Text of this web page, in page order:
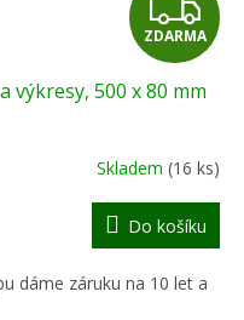
D
A
R
M
A
ZDARMA
výkresy, 500 x 80 mm
Skladem (16 ks)
Do košíku
dáme záruku na 10 let a